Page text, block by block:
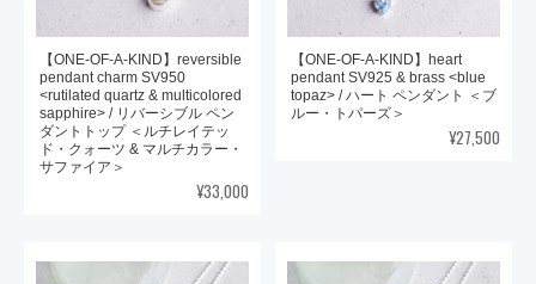
【ONE-OF-A-KIND】reversible
pendant charm SV950
<rutilated quartz & multicolored
sapphire> / リバーシブル ペン
ダントトップ ＜ルチレイテッ
ド・クォーツ & マルチカラー・
サファイア＞
¥33,000
【ONE-OF-A-KIND】heart
pendant SV925 & brass <blue
topaz> / ハート ペンダント ＜ブ
ルー・トパーズ＞
¥27,500